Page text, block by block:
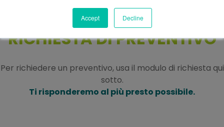
Accept Decline
RICHIESTA DI PREVENTIVO
Per richiedere un preventivo, usa il modulo di richiesta qui
sotto.
Ti risponderemo al più presto possibile.